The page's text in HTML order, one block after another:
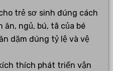
trẻ sơ sinh đúng cách
ăn, ngủ, bú, tã của bé
dặm đúng tỷ lệ và vệ
thích phát triển vận